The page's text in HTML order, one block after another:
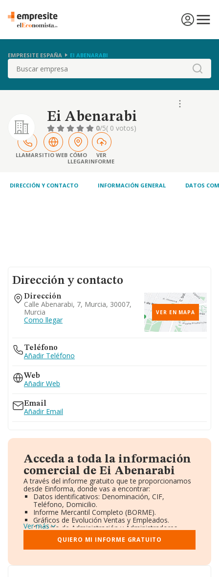
EMPRESITE ESPAÑA EI ABENARABI
Buscar
Ei Abenarabi
0/5( 0 votos)
LLAMARSITIO WEB CÓMO
LLEGAR
VER
INFORME
DIRECCIÓN Y CONTACTO INFORMACIÓN GENERAL DATOS
Dirección y contacto
Dirección
Calle Abenarabi, 7, Murcia, 30007,
Murcia
Como llegar
VER EN MAPA
Teléfono
Añadir Teléfono
Web
Añadir Web
Email
Añadir Email
Acceda a toda la información
comercial de Ei Abenarabi
A través del informe gratuito que te proporcionamos
desde Einforma, donde vas a encontrar:
Datos identificativos: Denominación, CIF,
Teléfono, Domicilio.
Informe Mercantil Completo (BORME).
Gráficos de Evolución Ventas y Empleados.
Consejo de Administración y Administradores.
Directivos y Ejecutivos.
Accionistas.
Participaciones y Vinculaciones en otras empresas.
Información oficial y registral complementaria.
Ver más
QUIERO MI INFORME GRATUITO